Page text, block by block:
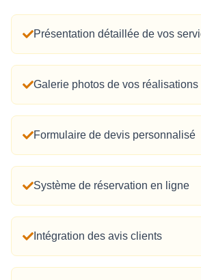
Présentation détaillée de vos
Galerie photos de vos réalisations
Formulaire de devis personnalisé
Système de réservation en ligne
Intégration des avis clients